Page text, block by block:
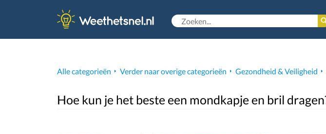
Alle categorieën Verder naar overige categorieën Gezondheid & Veiligheid
Hoe kun je het beste een mondkapje en bril